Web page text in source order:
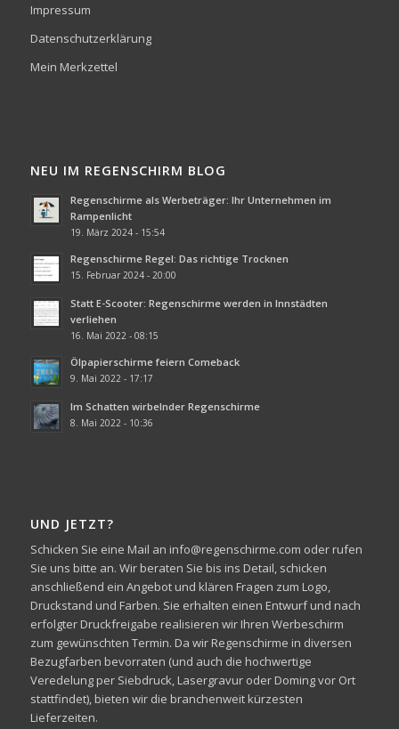
Impressum
Datenschutzerklärung
Mein Merkzettel
NEU IM REGENSCHIRM BLOG
Regenschirme als Werbeträger: Ihr Unternehmen im
Rampenlicht
19. März 2024 - 15:54
Regenschirme Regel: Das richtige Trocknen
15. Februar 2024 - 20:00
Statt E-Scooter: Regenschirme werden in Innstädten
verliehen
16. Mai 2022 - 08:15
Ölpapierschirme feiern Comeback
9. Mai 2022 - 17:17
Im Schatten wirbelnder Regenschirme
8. Mai 2022 - 10:36
UND JETZT?
Schicken Sie eine Mail an info@regenschirme.com oder rufen
Sie uns bitte an. Wir beraten Sie bis ins Detail, schicken
anschließend ein Angebot und klären Fragen zum Logo,
Druckstand und Farben. Sie erhalten einen Entwurf und nach
erfolgter Druckfreigabe realisieren wir Ihren Werbeschirm
zum gewünschten Termin. Da wir Regenschirme in diversen
Bezugfarben bevorraten (und auch die hochwertige
Veredelung per Siebdruck, Lasergravur oder Doming vor Ort
stattfindet), bieten wir die branchenweit kürzesten
Lieferzeiten.